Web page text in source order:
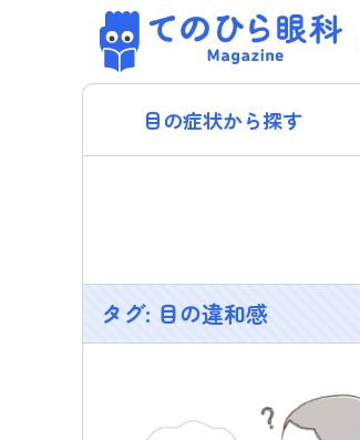
Skip
content
目の症状から探す
タグ: 目の違和感